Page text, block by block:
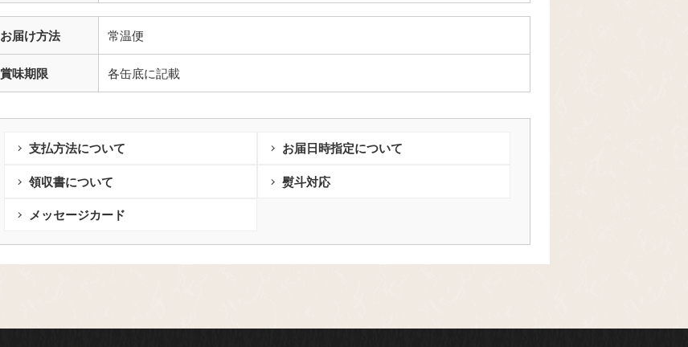
お届け方法 常温便
賞味期限 各缶底に記載
支払方法について
お届日時指定について
領収書について
熨斗対応
メッセージカード